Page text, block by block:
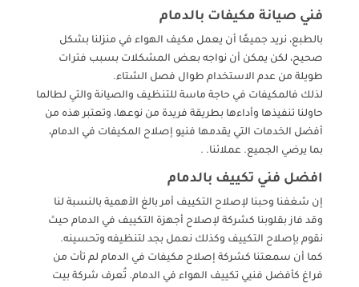
فني صيانة مكيفات بالدمام
بالطبع، نريد جميعًا أن يعمل مكيف الهواء في منزلنا بشكل
صحيح، لكن يمكن أن نواجه بعض المشكلات بسبب فترات
طويلة من عدم الاستخدام طوال فصل الشتاء.
لذلك فالمكيفات في حاجة ماسة للتنظيف والصيانة والتي لطالما
حاولنا تنفيذها وأداءها بطريقة فريدة من نوعها، وتعتبر هذه من
أفضل الخدمات التي يقدمها فنيو إصلاح المكيفات في الدمام،
بما يرضي الجميع. عملائنا. .
افضل فني تكييف بالدمام
إن شغفنا وحبنا لإصلاح التكييف أمر بالغ الأهمية بالنسبة لنا
وقد فاز بقلوبنا كشركة لإصلاح أجهزة التكييف في الدمام حيث
نقوم بإصلاح التكييف وكذلك نعمل بجد لتنظيفه وتحسينه.
كما أن سمعتنا كشركة إصلاح مكيفات في الدمام لم تأت من
فراغ كأفضل فنيي تكييف الهواء في الدمام. تُعرف شركة بيت